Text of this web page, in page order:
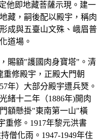
他即地藏菩薩示現。建一
藏，嗣後配以殿宇，稱肉
成與五臺山文殊、峨眉普
道場。
賜額"護國肉身寶塔"。清
重修殿宇，正殿大門朝
年）大部分殿宇遭兵燹。
緒十二年（1886年)開肉
額懸掛"東南第一山"橫
重修。1917年黎元洪書
僧化雨。1947-1949年住